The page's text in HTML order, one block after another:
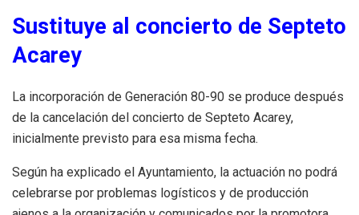
Sustituye al concierto de Septeto
Acarey
La incorporación de Generación 80-90 se produce después
de la cancelación del concierto de Septeto Acarey,
inicialmente previsto para esa misma fecha.
Según ha explicado el Ayuntamiento, la actuación no podrá
celebrarse por problemas logísticos y de producción